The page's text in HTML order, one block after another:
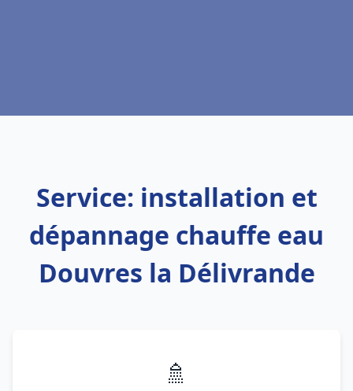
Service: installation et
dépannage chauffe eau
Douvres la Délivrande
🚿